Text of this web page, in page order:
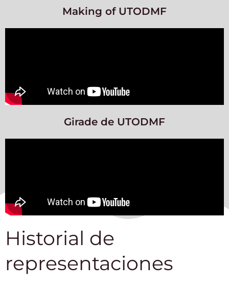
Making of UTODMF
Girade de UTODMF
Historial de
representaciones